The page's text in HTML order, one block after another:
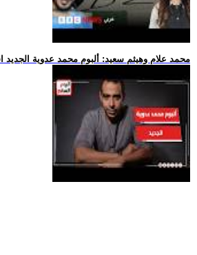
.. محمد علام وهيثم سعيد: ألبوم محمد عدوية الجديد